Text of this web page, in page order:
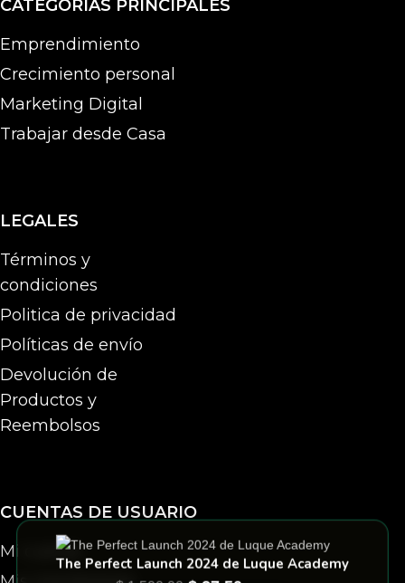
CATEGORIAS PRINCIPALES
Emprendimiento
Crecimiento personal
Marketing Digital
Trabajar desde Casa
LEGALES
Términos y
condiciones
Politica de privacidad
Políticas de envío
Devolución de
Productos y
Reembolsos
CUENTAS DE USUARIO
Mi cuenta
The Perfect Launch 2024 de Luque Academy